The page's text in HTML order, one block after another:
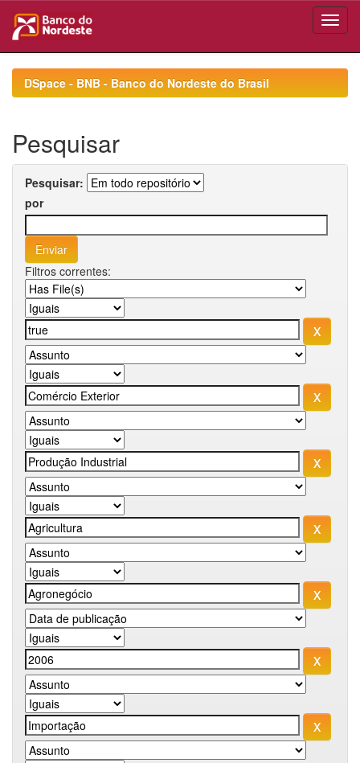
navigationDSpace - BNB - Banco do Nordeste do Brasil
Pesquisar
Pesquisar:
por
Filtros correntes: